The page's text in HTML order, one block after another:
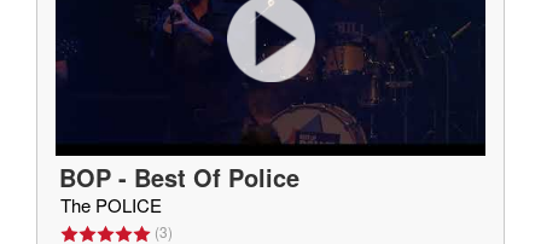
BOP - Best Of Police
The POLICE
(3)